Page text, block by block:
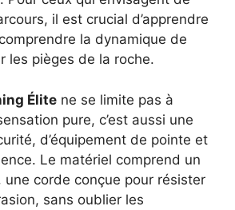
il est crucial d’apprendre
la dynamique de
les pièges de la roche.
Élite ne se limite pas à
pure, c’est aussi une
d’équipement de pointe et
Le matériel comprend un
une corde conçue pour résister
sans oublier les